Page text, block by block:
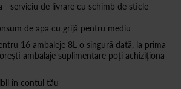
- serviciu de livrare cu schimb de sticle
de apa cu grijă pentru mediu
16 ambaleje 8L o singură dată, la prima
ambalaje suplimentare poți achiziționa
în contul tău